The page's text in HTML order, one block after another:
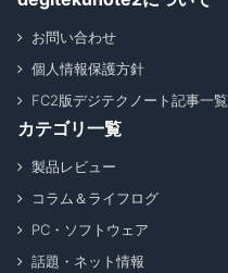
お問い合わせ
個人情報保護方針
FC2版デジテクノート記事一覧
カテゴリ一覧
製品レビュー
コラム＆ライフログ
PC・ソフトウェア
話題・ネット情報